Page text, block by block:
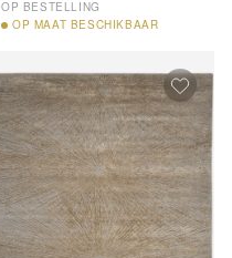
OP BESTELLING
OP MAAT BESCHIKBAAR